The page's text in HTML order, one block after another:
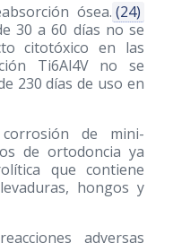
ósea. (24)
30 a 60 días no se
citotóxico en las
Ti6Al4V no se
230 días de uso en
de mini-
de ortodoncia ya
que contiene
hongos y
adversas